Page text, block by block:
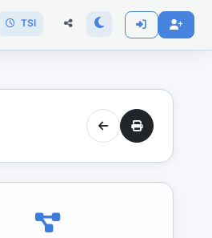
TSI